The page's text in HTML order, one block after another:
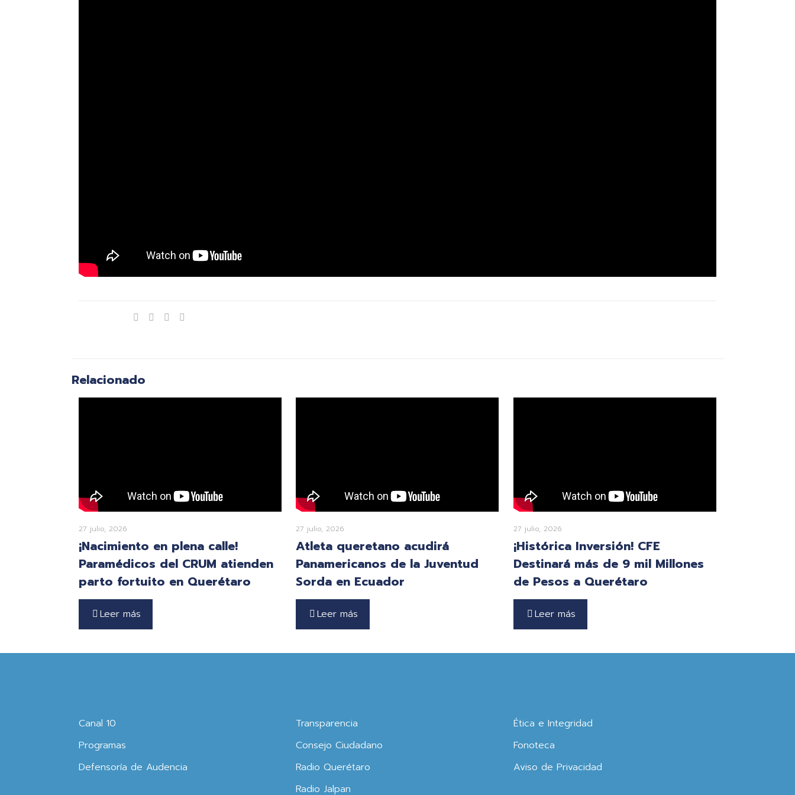
Relacionado
27 julio, 2026
¡Nacimiento en plena calle!
Paramédicos del CRUM atienden
parto fortuito en Querétaro
Leer más
27 julio, 2026
Atleta queretano acudirá
Panamericanos de la Juventud
Sorda en Ecuador
Leer más
27 julio, 2026
¡Histórica Inversión! CFE
Destinará más de 9 mil Millones
de Pesos a Querétaro
Leer más
Canal 10
Programas
Defensoría de Audencia
Transparencia
Consejo Ciudadano
Radio Querétaro
Radio Jalpan
Ética e Integridad
Fonoteca
Aviso de Privacidad